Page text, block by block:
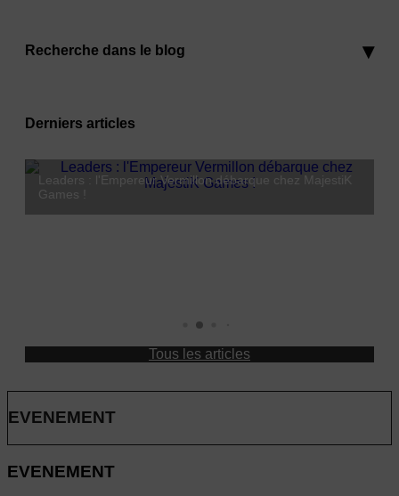
Recherche dans le blog
Derniers articles
Leaders : l'Empereur Vermillon débarque chez MajestiK MajestiK Games à Paris est Ludique 2026 : on vous y
attend !
Magic : The Gathering Marvel Super Heroes — Ce qu'il
Tous les articles
EVENEMENT
EVENEMENT